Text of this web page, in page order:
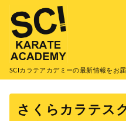
SCIカラテアカデミーの最新情報をお届
さくらカラテス